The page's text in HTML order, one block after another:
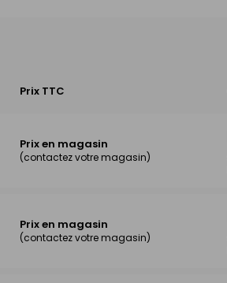
Prix TTC
Prix en magasin
(contactez votre magasin)
Prix en magasin
(contactez votre magasin)